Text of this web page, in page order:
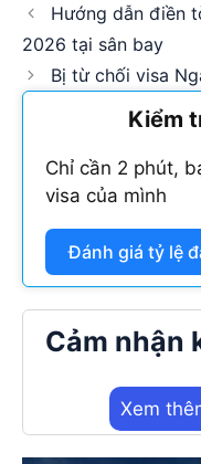
Hướng dẫn điền
2026 tại sân bay
Bị từ chối visa
Kiểm
Chỉ cần 2 phút,
visa của mình
Đánh giá tỷ lệ
Cảm nhận
Xem